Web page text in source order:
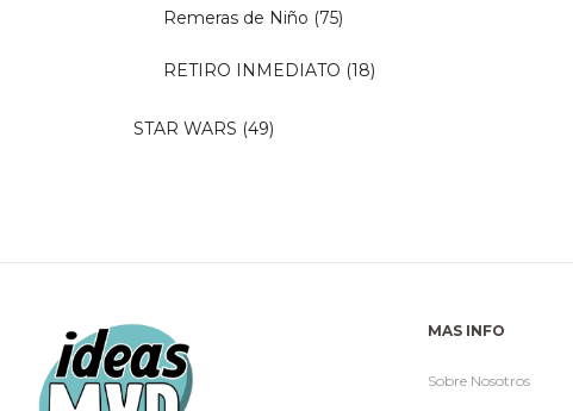
Remeras de Niño (75)
RETIRO INMEDIATO (18)
STAR WARS (49)
MAS INFO
Sobre Nosotros